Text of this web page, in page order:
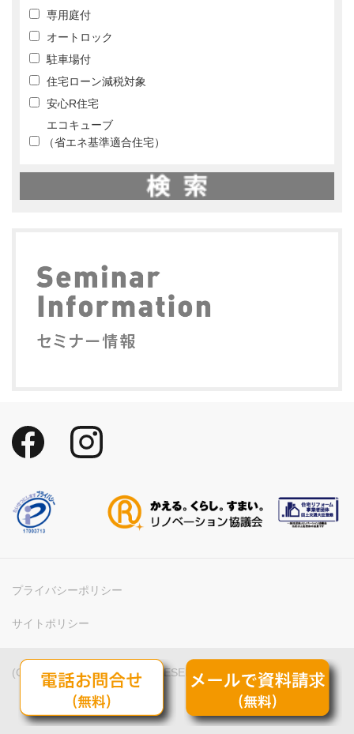
専用庭付
オートロック
駐車場付
住宅ローン減税対象
安心R住宅
エコキューブ
（省エネ基準適合住宅）
プライバシーポリシー
サイトポリシー
(C) INTELLEX. ALL RIGHTS RESERVED.